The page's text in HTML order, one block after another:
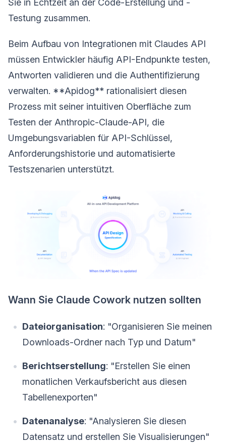
Sie in Echtzeit an der Code-Erstellung und -
Testung zusammen.
Beim Aufbau von Integrationen mit Claudes API
müssen Entwickler häufig API-Endpunkte testen,
Antworten validieren und die Authentifizierung
verwalten. **Apidog** rationalisiert diesen
Prozess mit seiner intuitiven Oberfläche zum
Testen der Anthropic-Claude-API, die
Umgebungsvariablen für API-Schlüssel,
Anforderungshistorie und automatisierte
Testszenarien unterstützt.
Wann Sie Claude Cowork nutzen sollten
Dateiorganisation: "Organisieren Sie meinen
Downloads-Ordner nach Typ und Datum"
Berichtserstellung: "Erstellen Sie einen
monatlichen Verkaufsbericht aus diesen
Tabellenexporten"
Datenanalyse: "Analysieren Sie diesen
Datensatz und erstellen Sie Visualisierungen"